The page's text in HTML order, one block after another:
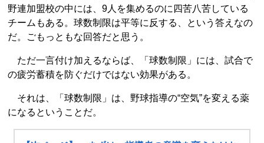
野連加盟校の中には、9人を集めるのに四苦八苦している
チームもある。球数制限は平等に反する、という答えなの
だ。ごもっともな回答だと思う。
ただ一言付け加えるならば、「球数制限」には、試合で
の疲労蓄積を防ぐだけではない効果がある。
それは、「球数制限」は、野球指導の“空気”を変える薬
になるということだ。